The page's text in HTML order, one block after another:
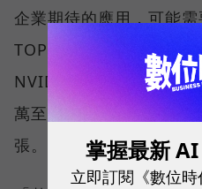
企業期待的應用，可能
TOPS，甚至 1,000
NVIDIA 顯示卡補足算
萬至 12 萬元，一張算
張。
掌握最新 AI
立即訂閱《數位